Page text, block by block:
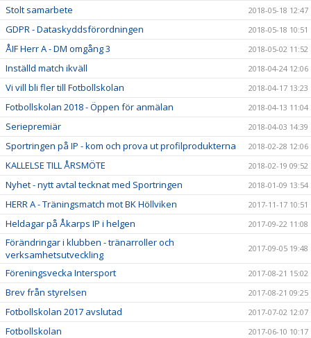
Stolt samarbete 2018-05-18 12:47
GDPR - Dataskyddsförordningen 2018-05-18 10:51
ÅIF Herr A - DM omgång 3 2018-05-02 11:52
Inställd match ikväll 2018-04-24 12:06
Vi vill bli fler till Fotbollskolan 2018-04-17 13:23
Fotbollskolan 2018 - Öppen för anmälan 2018-04-13 11:04
Seriepremiär 2018-04-03 14:39
Sportringen på IP - kom och prova ut profilprodukterna 2018-02-28 12:06
KALLELSE TILL ÅRSMÖTE 2018-02-19 09:52
Nyhet - nytt avtal tecknat med Sportringen 2018-01-09 13:54
HERR A - Träningsmatch mot BK Höllviken 2017-11-17 10:51
Heldagar på Åkarps IP i helgen 2017-09-22 11:08
Förändringar i klubben - tränarroller och
verksamhetsutveckling
2017-09-05 19:48
Föreningsvecka Intersport 2017-08-21 15:02
Brev från styrelsen 2017-08-21 09:25
Fotbollskolan 2017 avslutad 2017-07-02 12:07
Fotbollskolan 2017-06-10 10:17